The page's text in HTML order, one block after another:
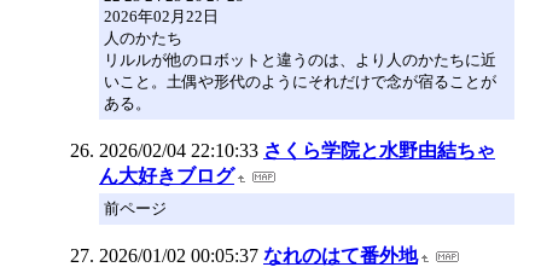
2026年02月22日
人のかたち
リルルが他のロボットと違うのは、より人のかたちに近
いこと。土偶や形代のようにそれだけで念が宿ることが
ある。
2026/02/04 22:10:33 さくら学院と水野由結ちゃ
ん大好きブログ
前ページ
2026/01/02 00:05:37 なれのはて番外地